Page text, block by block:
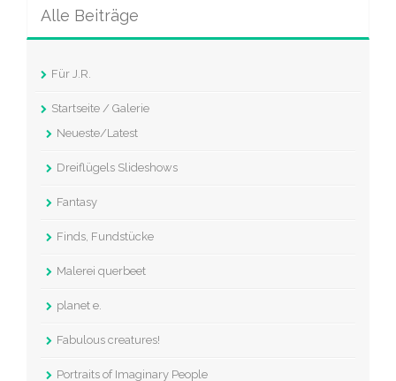
Alle Beiträge
Für J.R.
Startseite / Galerie
Neueste/Latest
Dreiflügels Slideshows
Fantasy
Finds, Fundstücke
Malerei querbeet
planet e.
Fabulous creatures!
Portraits of Imaginary People